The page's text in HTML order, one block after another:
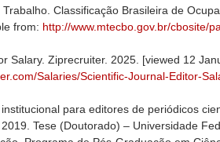
Classificação Brasileira de
from: http://www.mtecbo.gov.br/cbosite/
Salary. Ziprecruiter. 2025. [viewed 12
Salaries/Scientific-Journal-Editor-
para editores de periódicos
Tese (Doutorado) – Universidade